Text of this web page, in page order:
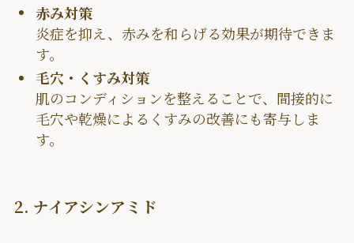
赤み対策
炎症を抑え、赤みを和らげる効果が期待できま
す。
毛穴・くすみ対策
肌のコンディションを整えることで、間接的に
毛穴や乾燥によるくすみの改善にも寄与しま
す。
2. ナイアシンアミド